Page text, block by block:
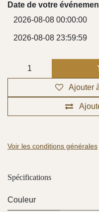
Date de votre
Ajouter
Voir les conditions générales
Spécifications
Couleur